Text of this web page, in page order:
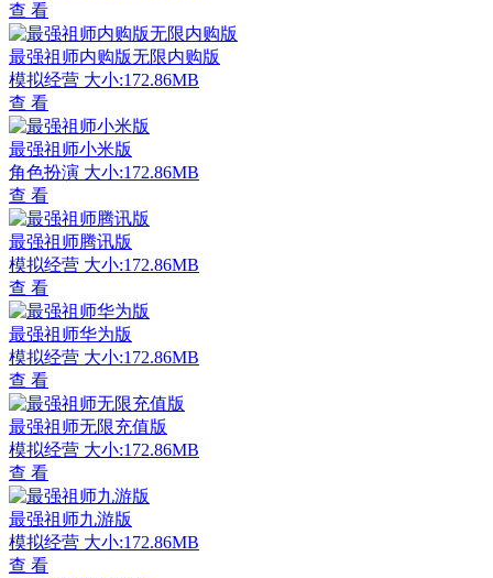
查 看
最强祖师内购版无限内购版
模拟经营 大小:172.86MB
查 看
最强祖师小米版
角色扮演 大小:172.86MB
查 看
最强祖师腾讯版
模拟经营 大小:172.86MB
查 看
最强祖师华为版
模拟经营 大小:172.86MB
查 看
最强祖师无限充值版
模拟经营 大小:172.86MB
查 看
最强祖师九游版
模拟经营 大小:172.86MB
查 看